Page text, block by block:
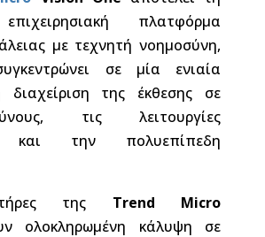
πλατφόρμα
με τεχνητή νοημοσύνη,
σε μία ενιαία
της έκθεσης σε
τις λειτουργίες
και την πολυεπίπεδη
της Trend Micro
ολοκληρωμένη κάλυψη σε